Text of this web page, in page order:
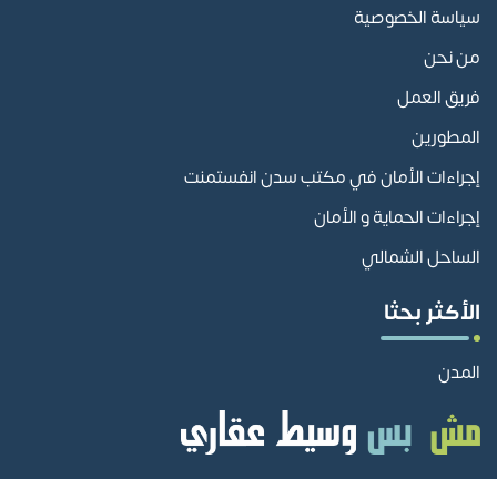
سياسة الخصوصية
من نحن
فريق العمل
المطورين
إجراءات الأمان في مكتب سدن انفستمنت
إجراءات الحماية و الأمان
الساحل الشمالي
الأكثر بحثا
المدن